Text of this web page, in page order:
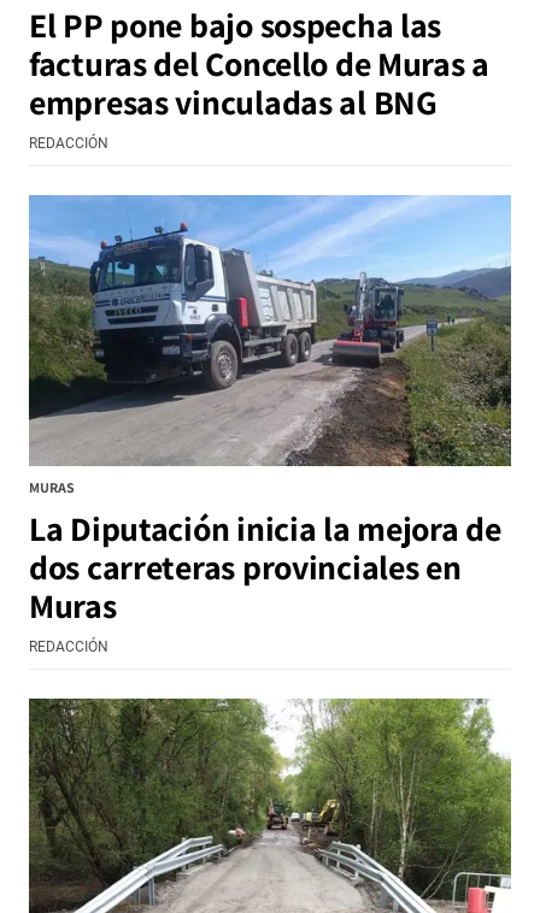
El PP pone bajo sospecha las
facturas del Concello de Muras a
empresas vinculadas al BNG
REDACCIÓN
MURAS
La Diputación inicia la mejora de
dos carreteras provinciales en
Muras
REDACCIÓN